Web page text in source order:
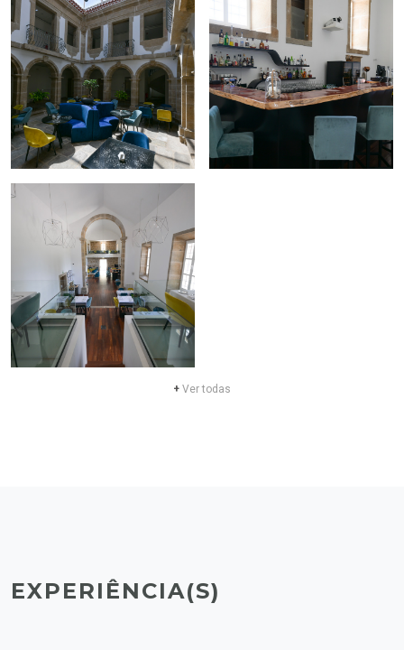
+ Ver todas
EXPERIÊNCIA(S)